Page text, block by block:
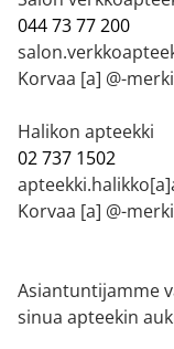
044 73 77 200
Korvaa [a] @-
Halikon apteekki
02 737 1502
Korvaa [a] @-
Asiantuntijamme
sinua apteekin